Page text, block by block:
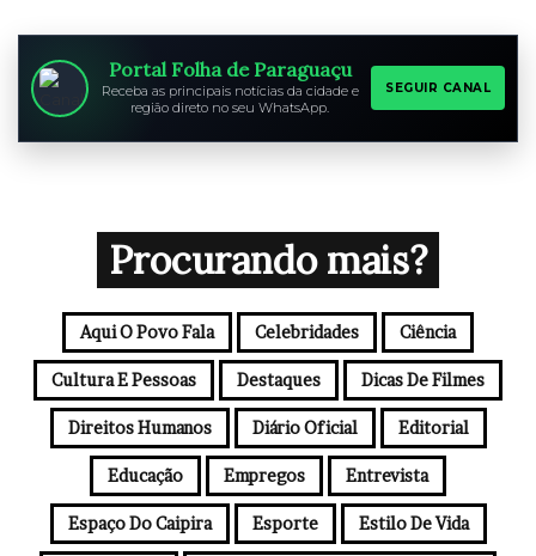
s
n
Portal Folha de Paraguaçu
Receba as principais notícias da cidade e
região direto no seu WhatsApp.
SEGUIR CANAL
Procurando mais?
Aqui O Povo Fala Celebridades Ciência
Cultura E Pessoas Destaques Dicas De Filmes
Direitos Humanos Diário Oficial Editorial
Educação Empregos Entrevista
Espaço Do Caipira Esporte Estilo De Vida